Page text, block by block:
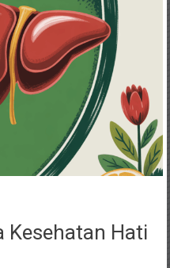
Kesehatan Hati